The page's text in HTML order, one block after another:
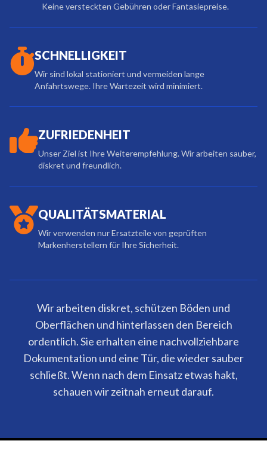
Keine versteckten Gebühren oder Fantasiepreise.
SCHNELLIGKEIT
Wir sind lokal stationiert und vermeiden lange
Anfahrtswege. Ihre Wartezeit wird minimiert.
ZUFRIEDENHEIT
Unser Ziel ist Ihre Weiterempfehlung. Wir arbeiten sauber,
diskret und freundlich.
QUALITÄTSMATERIAL
Wir verwenden nur Ersatzteile von geprüften
Markenherstellern für Ihre Sicherheit.
Wir arbeiten diskret, schützen Böden und
Oberflächen und hinterlassen den Bereich
ordentlich. Sie erhalten eine nachvollziehbare
Dokumentation und eine Tür, die wieder sauber
schließt. Wenn nach dem Einsatz etwas hakt,
schauen wir zeitnah erneut darauf.